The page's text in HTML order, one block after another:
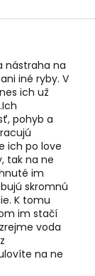
nástraha na
iné ryby. V
ich už
Ich
pohyb a
ich po love
tak na ne
im
skromnú
K tomu
im stačí
voda
na ne